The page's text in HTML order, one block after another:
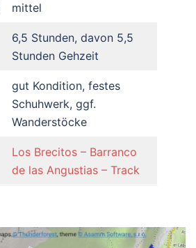
mittel
6,5 Stunden, davon 5,5
Stunden Gehzeit
gut Kondition, festes
Schuhwerk, ggf.
Wanderstöcke
Los Brecitos – Barranco
de las Angustias – Track